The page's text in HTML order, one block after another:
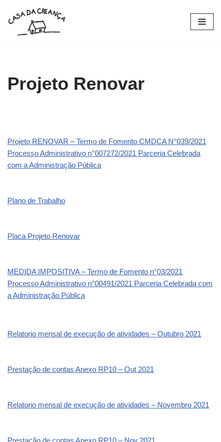
Pular
para
Projeto Renovar
Projeto RENOVAR – Termo de Fomento CMDCA N°039/2021
Processo Administrativo n°007272/2021 Parceria Celebrada
com a Administração Pública
Plano de Trabalho
Placa Projeto Renovar
MEDIDA IMPOSITIVA – Termo de Fomento n°03/2021
Processo Administrativo n°00491/2021 Parceria Celebrada com
a Administração Pública
Relatorio mensal de execução de atividades – Outubro 2021
Prestação de contas Anexo RP10 – Out 2021
Relatorio mensal de execução de atividades – Novembro 2021